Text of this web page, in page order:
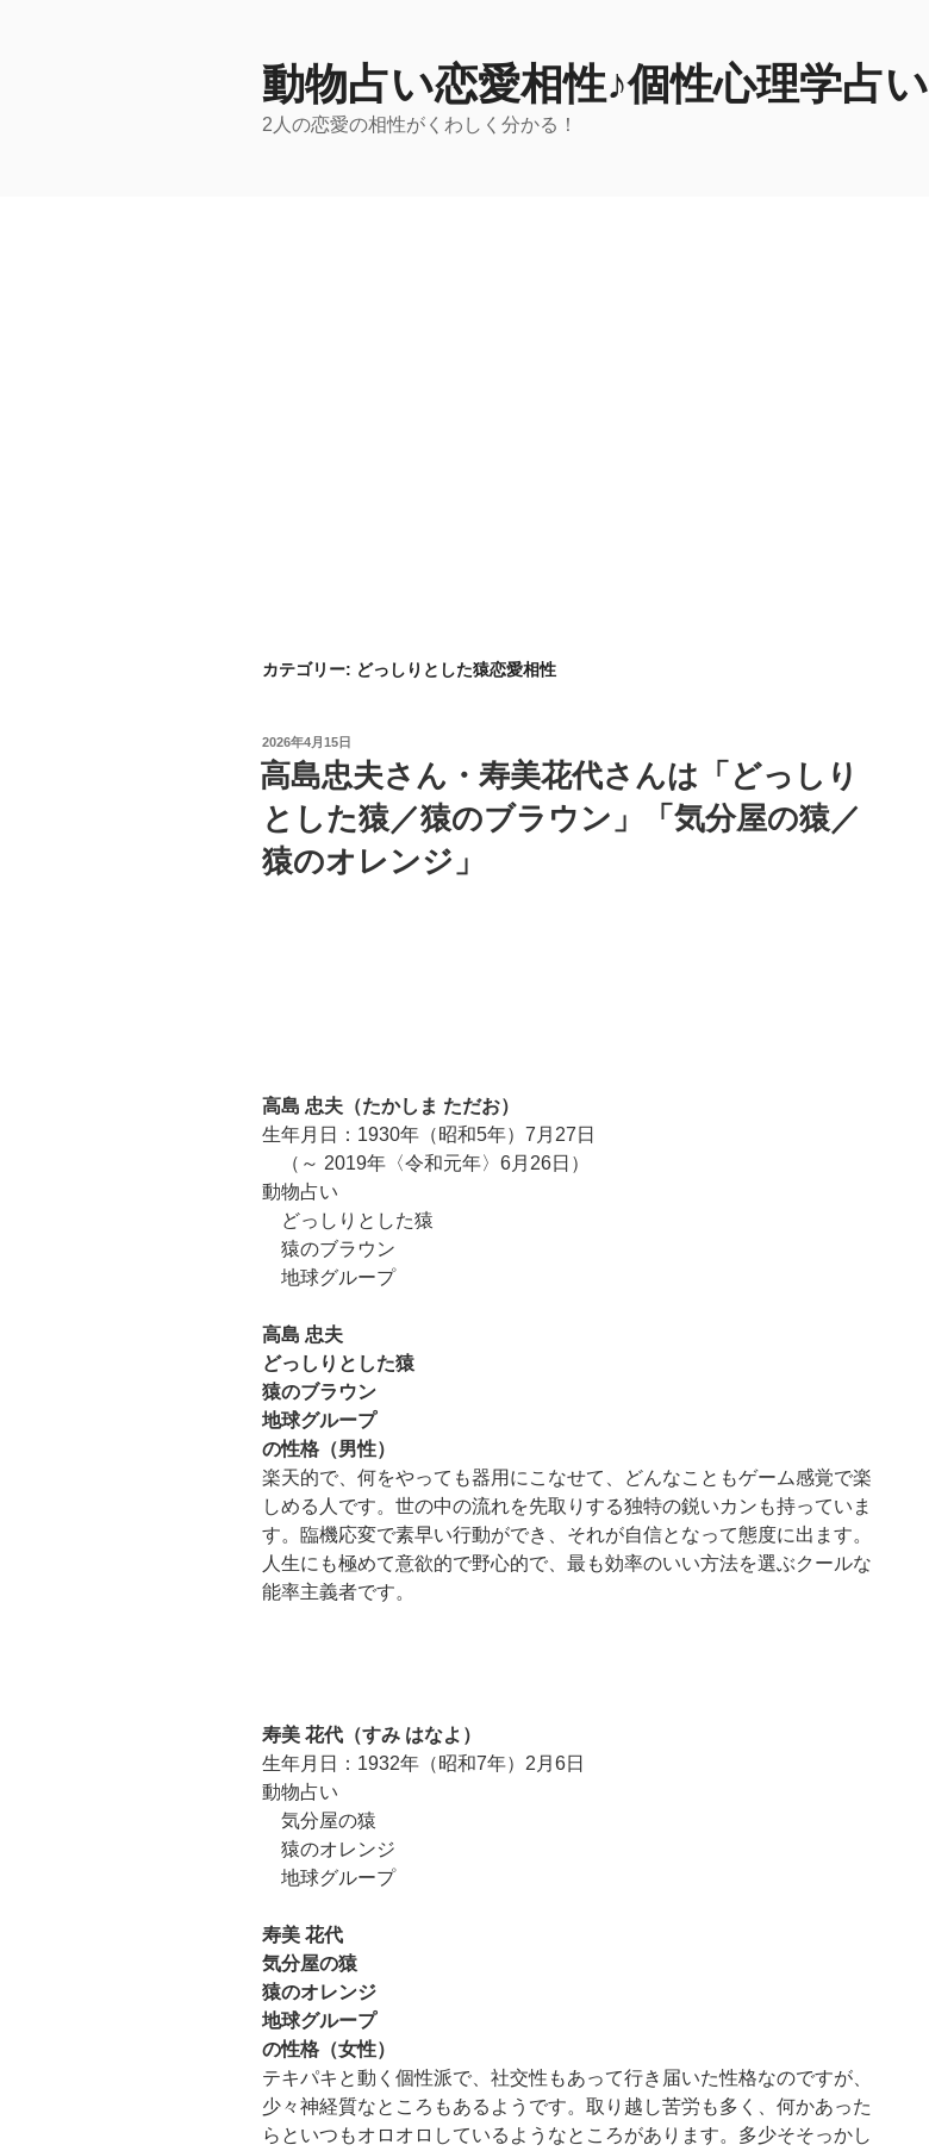
動物占い恋愛相性♪個性心理学占い
2人の恋愛の相性がくわしく分かる！
カテゴリー: どっしりとした猿恋愛相性
投
稿
日:
2026年4月15日
高島忠夫さん・寿美花代さんは「どっしり
とした猿／猿のブラウン」「気分屋の猿／
猿のオレンジ」
高島 忠夫（たかしま ただお）
生年月日：1930年（昭和5年）7月27日
（～ 2019年〈令和元年〉6月26日）
動物占い
どっしりとした猿
猿のブラウン
地球グループ
高島 忠夫
どっしりとした猿
猿のブラウン
地球グループ
の性格（男性）
楽天的で、何をやっても器用にこなせて、どんなこともゲーム感覚で楽
しめる人です。世の中の流れを先取りする独特の鋭いカンも持っていま
す。臨機応変で素早い行動ができ、それが自信となって態度に出ます。
人生にも極めて意欲的で野心的で、最も効率のいい方法を選ぶクールな
能率主義者です。
寿美 花代（すみ はなよ）
生年月日：1932年（昭和7年）2月6日
動物占い
気分屋の猿
猿のオレンジ
地球グループ
寿美 花代
気分屋の猿
猿のオレンジ
地球グループ
の性格（女性）
テキパキと動く個性派で、社交性もあって行き届いた性格なのですが、
少々神経質なところもあるようです。取り越し苦労も多く、何かあった
らといつもオロオロしているようなところがあります。多少そそっかし